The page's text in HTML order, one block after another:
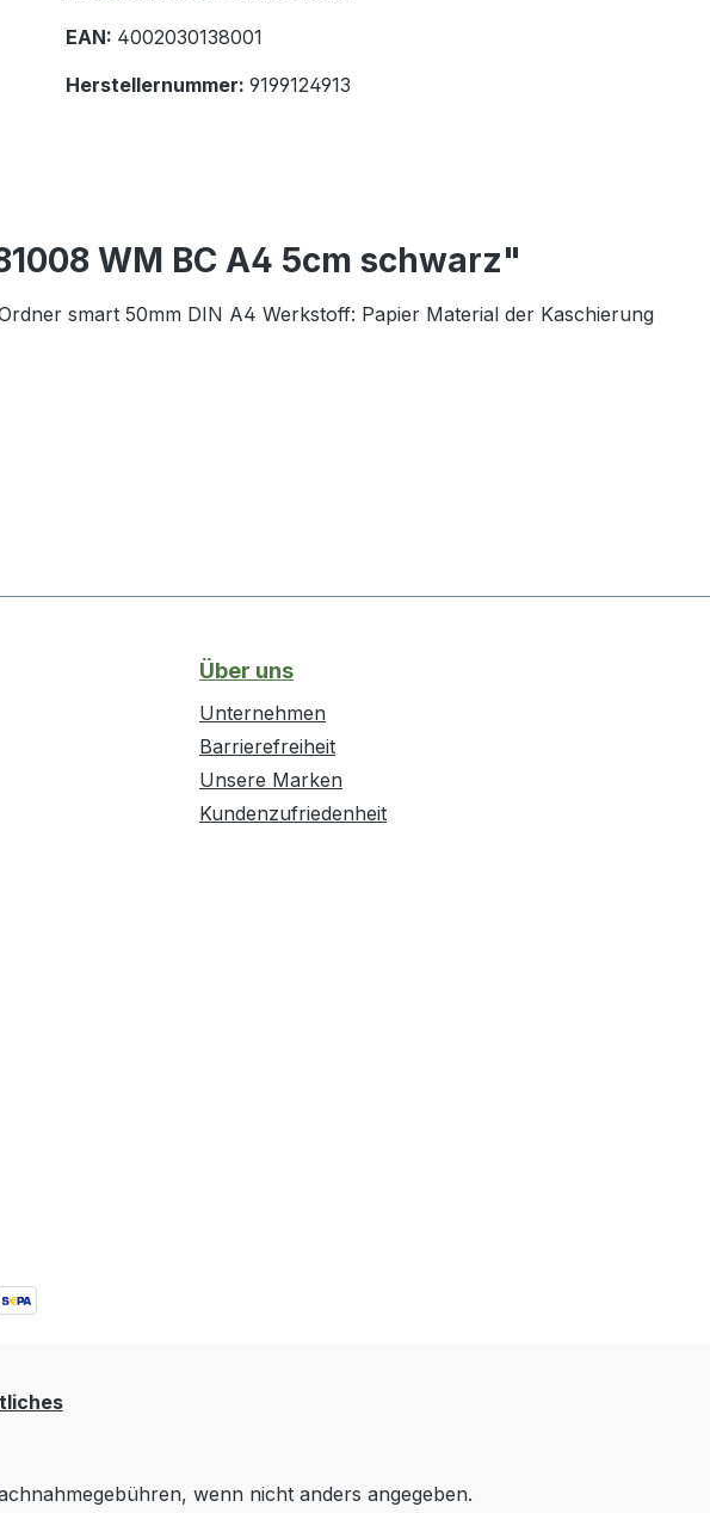
EAN: 4002030138001
Herstellernummer: 9199124913
WM BC A4 5cm schwarz"
smart 50mm DIN A4 Werkstoff: Papier Material der Kaschierung
Über uns
Unternehmen
Barrierefreiheit
Unsere Marken
Kundenzufriedenheit
wenn nicht anders angegeben.